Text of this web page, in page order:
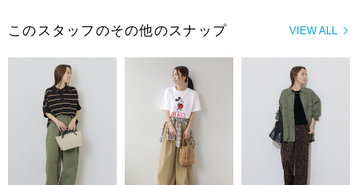
VIEW ALL
このスタッフのその他のスナップ